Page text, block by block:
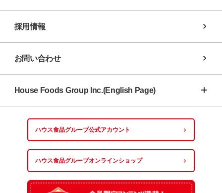
採用情報
お問い合わせ
House Foods Group Inc.(English Page)
ハウス食品グループ公式アカウント
ハウス食品グループオンラインショップ